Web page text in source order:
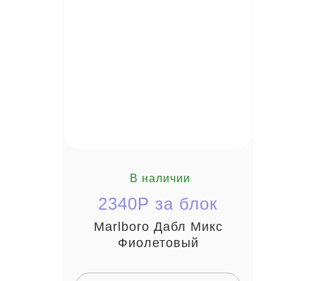
В наличии
2340P за блок
Marlboro Дабл Микс
Фиолетовый